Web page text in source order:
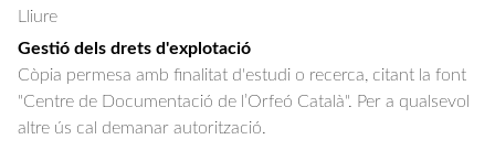
Lliure
Gestió dels drets d'explotació
Còpia permesa amb finalitat d'estudi o recerca, citant la font
"Centre de Documentació de l’Orfeó Català". Per a qualsevol
altre ús cal demanar autorització.